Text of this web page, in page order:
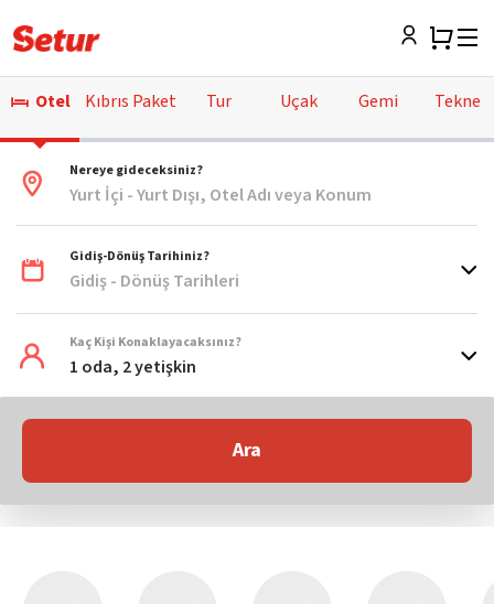
Otel Kıbrıs Paket Tur Uçak Gemi Tekne
Nereye gideceksiniz?
Yurt İçi - Yurt Dışı, Otel Adı veya Konum
Gidiş-Dönüş Tarihiniz?
Gidiş - Dönüş Tarihleri
Kaç Kişi Konaklayacaksınız?
1 oda, 2 yetişkin
Ara